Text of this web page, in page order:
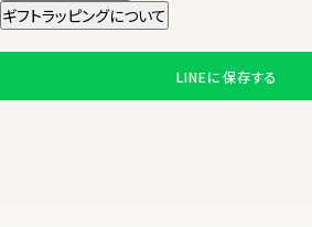
ギフトラッピングについて
LINEに保存する